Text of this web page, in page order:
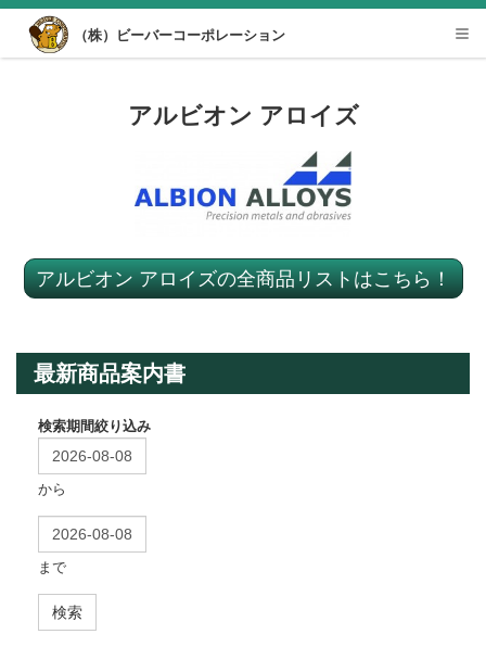
Desktop View
（株）ビーバーコーポレーション
アルビオン アロイズ
アルビオン アロイズの全商品リストはこちら！
最新商品案内書
検索期間絞り込み
から
まで
検索